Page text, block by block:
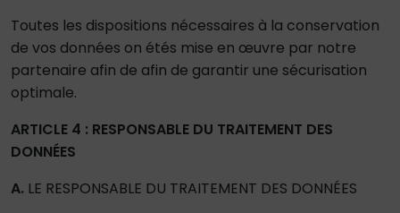
Toutes les dispositions nécessaires à la conservation
de vos données on étés mise en œuvre par notre
partenaire afin de afin de garantir une sécurisation
optimale.
ARTICLE 4 : RESPONSABLE DU TRAITEMENT DES
DONNÉES
A. LE RESPONSABLE DU TRAITEMENT DES DONNÉES